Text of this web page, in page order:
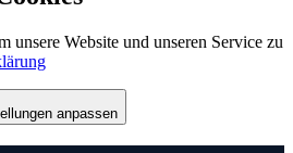
unsere Website und unseren Service zu
anpassen